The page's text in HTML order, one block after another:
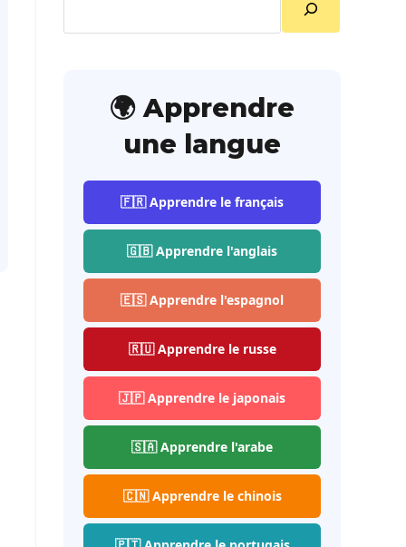
🌍 Apprendre
une langue
🇫🇷 Apprendre le français
🇬🇧 Apprendre l'anglais
🇪🇸 Apprendre l'espagnol
🇷🇺 Apprendre le russe
🇯🇵 Apprendre le japonais
🇸🇦 Apprendre l'arabe
🇨🇳 Apprendre le chinois